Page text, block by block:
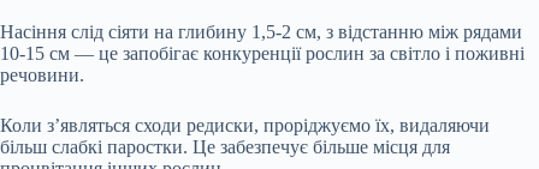
Насіння слід сіяти на глибину 1,5-2 см, з відстанню між рядами
10-15 см — це запобігає конкуренції рослин за світло і поживні
речовини.
Коли з’являться сходи редиски, проріджуємо їх, видаляючи
більш слабкі паростки. Це забезпечує більше місця для